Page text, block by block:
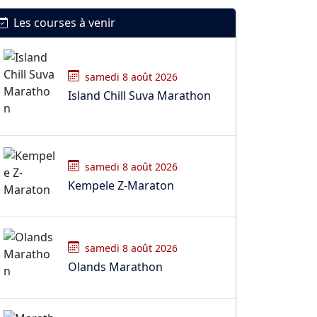
Les courses à venir
samedi 8 août 2026
Island Chill Suva Marathon
samedi 8 août 2026
Kempele Z-Maraton
samedi 8 août 2026
Olands Marathon